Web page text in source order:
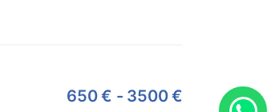
650 € - 3500 €